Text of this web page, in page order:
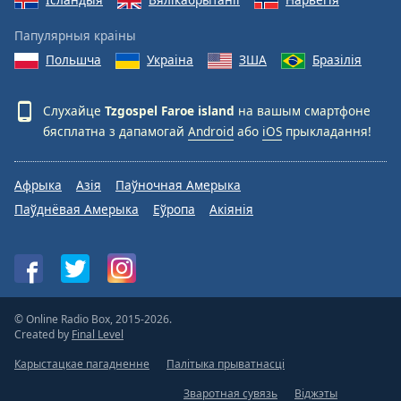
Папулярныя краіны
Польшча
Украіна ЗША Бразілія
Слухайце Tzgospel Faroe island на вашым смартфоне
бясплатна з дапамогай Android або iOS прыкладання!
Афрыка Азія
Паўночная Амерыка
Паўднёвая Амерыка
Еўропа Акіянія
© Online Radio Box, 2015-2026.
Created by Final Level
Карыстацкае пагадненне
Палітыка прыватнасці
Зваротная сувязь
Віджэты